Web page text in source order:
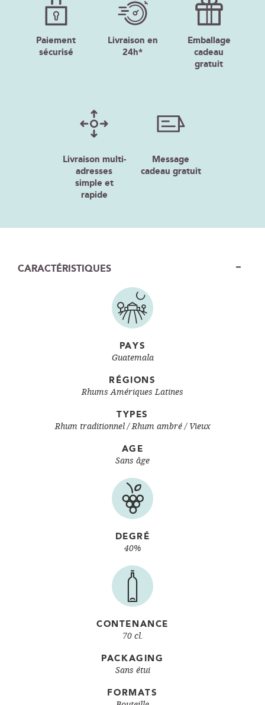
Paiement
sécurisé
Livraison en
24h*
Emballage
cadeau
gratuit
Livraison multi-
adresses
simple et
rapide
Message
cadeau gratuit
CARACTÉRISTIQUES
PAYS
Guatemala
RÉGIONS
Rhums Amériques Latines
TYPES
Rhum traditionnel Rhum ambré / Vieux
AGE
Sans âge
DEGRÉ
40%
CONTENANCE
70 cl.
PACKAGING
Sans étui
FORMATS